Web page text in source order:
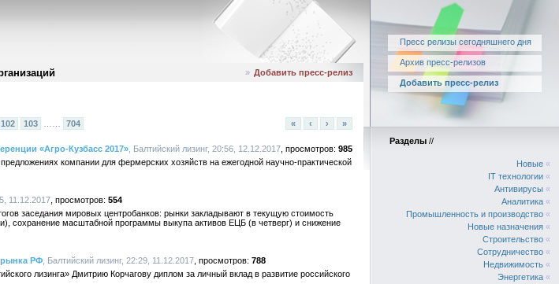
Пресс релизы сегодняшнего дня
Архив пресс-релизов
Добавить пресс-релиз
» Добавить пресс-релиз
102 103 704 « ‹ › »
«Агро-Кузбасс 2017» , Балтийский лизинг, 20:56, 12.12.2017
985
компании для фермерских хозяйств на ежегодной научно-практической
11.12.2017
554
заседания мировых центробанков: рынки закладывают в текущую стоимость
сохранение масштабной программы выкупа активов ЕЦБ (в четверг) и снижение
рынка РФ , Балтийский лизинг, 22:29, 11.12.2017
788
лизинга» Дмитрию Корчагову диплом за личный вклад в развитие российского
Разделы //
Новые «
IT технологии «
Антивирусы «
Аналитика «
Промышленность и производство «
Новые назначения «
Строительство «
Сотрудничество «
Недвижимость «
Энергетика «